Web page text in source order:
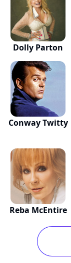
Dolly Parton
Conway Twitty
Reba McEntire